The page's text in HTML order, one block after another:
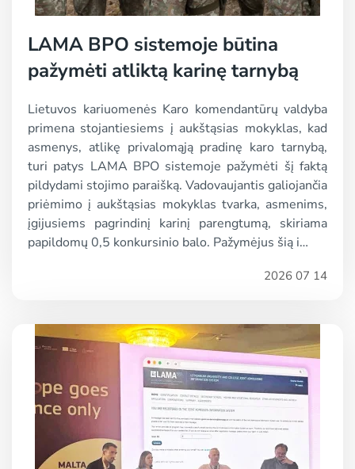
LAMA BPO sistemoje būtina
pažymėti atliktą karinę tarnybą
Lietuvos kariuomenės Karo komendantūrų valdyba
primena stojantiesiems į aukštąsias mokyklas, kad
asmenys, atlikę privalomąją pradinę karo tarnybą,
turi patys LAMA BPO sistemoje pažymėti šį faktą
pildydami stojimo paraišką. Vadovaujantis galiojančia
priėmimo į aukštąsias mokyklas tvarka, asmenims,
įgijusiems pagrindinį karinį parengtumą, skiriama
papildomų 0,5 konkursinio balo. Pažymėjus šią i…
2026 07 14